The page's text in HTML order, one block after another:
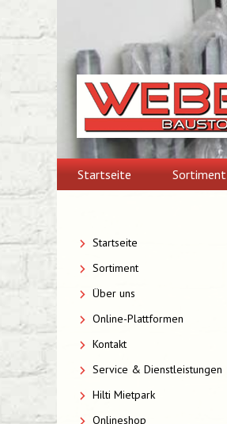
content
Startseite Sortiment
Startseite
Sortiment
Über uns
Online-Plattformen
Kontakt
Service & Dienstleistungen
Hilti Mietpark
Onlineshop